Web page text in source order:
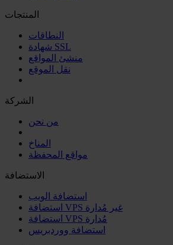
المنتجات
النطاقات
شهادة SSL
منشئ المواقع
نقل الموقع
الشركة
من نحن
المناخ
مواقع المحفظة
الاستضافة
استضافة الويب
استضافة VPS غير مُدارة
استضافة VPS مُدارة
استضافة ووردبريس